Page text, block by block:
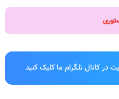
در کانال تلگرام ما کلیک کنید